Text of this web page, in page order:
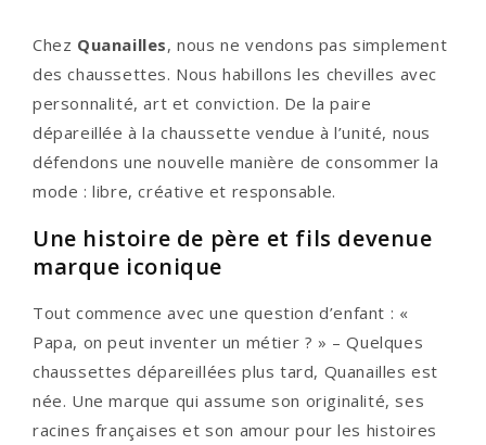
Chez Quanailles, nous ne vendons pas simplement
des chaussettes. Nous habillons les chevilles avec
personnalité, art et conviction. De la paire
dépareillée à la chaussette vendue à l’unité, nous
défendons une nouvelle manière de consommer la
mode : libre, créative et responsable.
Une histoire de père et fils devenue
marque iconique
Tout commence avec une question d’enfant : «
Papa, on peut inventer un métier ? » – Quelques
chaussettes dépareillées plus tard, Quanailles est
née. Une marque qui assume son originalité, ses
racines françaises et son amour pour les histoires